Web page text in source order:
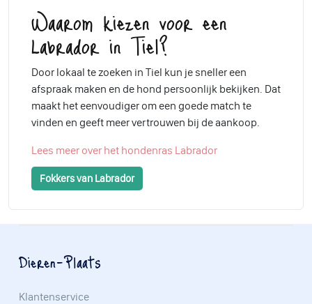
Waarom kiezen voor een
Labrador in Tiel?
Door lokaal te zoeken in Tiel kun je sneller een
afspraak maken en de hond persoonlijk bekijken. Dat
maakt het eenvoudiger om een goede match te
vinden en geeft meer vertrouwen bij de aankoop.
Lees meer over het hondenras Labrador
Fokkers van Labrador
Dieren-Plaats
Klantenservice